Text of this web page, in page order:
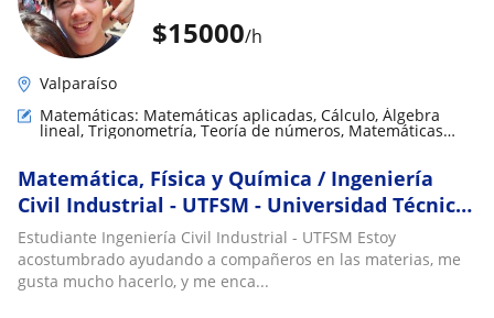
$15000/h
Valparaíso
Matemáticas: Matemáticas aplicadas, Cálculo, Álgebra
lineal, Trigonometría, Teoría de números, Matemáticas
Matemática, Física y Química / Ingeniería
Civil Industrial - UTFSM - Universidad Técnica
Federico Santa María
Estudiante Ingeniería Civil Industrial - UTFSM Estoy
acostumbrado ayudando a compañeros en las materias, me
gusta mucho hacerlo, y me enca...